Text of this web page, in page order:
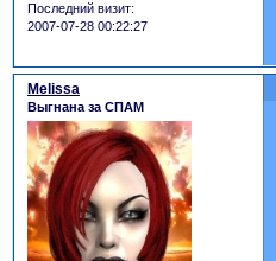
Последний визит:
2007-07-28 00:22:27
Melissa
Выгнана за СПАМ